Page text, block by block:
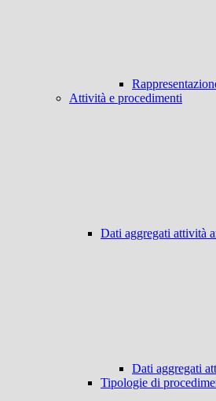
Attività e procedimenti
Dati aggregati attività
Dati aggregati
Tipologie di